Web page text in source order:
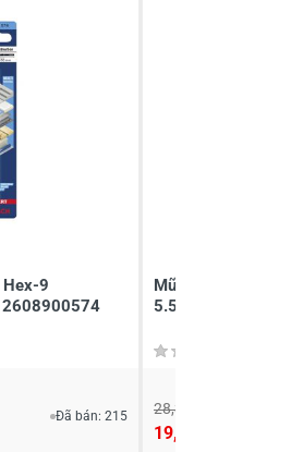
Hex-9
Đã bán: 215
Mũi khoan tường
5.5x100mm Makita
28,350 đ
19,000 đ